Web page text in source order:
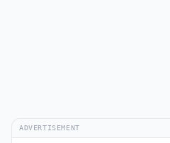
ADVERTISEMENT